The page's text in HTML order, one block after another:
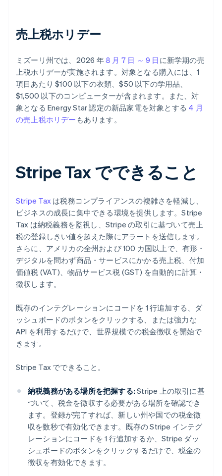
売上税ホリデー
ミズーリ州では、2026 年8 月 7 日 ～ 9 日 に新学期の売
上税ホリデーが実施されます。対象となる購入には、1
項目あたり $100 以下の衣類、$50 以下の学用品、
$1,500 以下のコンピューターが含まれます。また、対
象となる Energy Star 認定の新品家電を対象とする 4 月
の売上税ホリデー もあります。
Stripe Tax でできること
Stripe Tax は税務コンプライアンスの複雑さを軽減し、
ビジネスの成長に集中できる環境を提供します。Stripe
Tax は納税義務を監視し、Stripe の取引に基づいて売上
税の登録しきい値を超えた際にアラートを送信します。
さらに、アメリカの全州および 100 カ国以上で、有形・
デジタルを問わず商品・サービスにかかる売上税、付加
価値税 (VAT)、物品サービス税 (GST) を自動的に計算・
徴収します。
既存のインテグレーションにコードを 1 行追加する、ダ
ッシュボードのボタンをクリックする、または強力な
API を利用するだけで、世界規模での税金徴収を開始で
きます。
Stripe Tax でできること。
納税義務がある場所を把握する: Stripe 上の取引に基
づいて、税金を徴収する必要がある場所を確認でき
ます。登録が完了すれば、新しい州や国での税金徴
収を数秒で有効化できます。既存の Stripe インテグ
レーションにコードを 1 行追加するか、Stripe ダッ
シュボードのボタンをクリックするだけで、税金の
徴収を有効化できます。